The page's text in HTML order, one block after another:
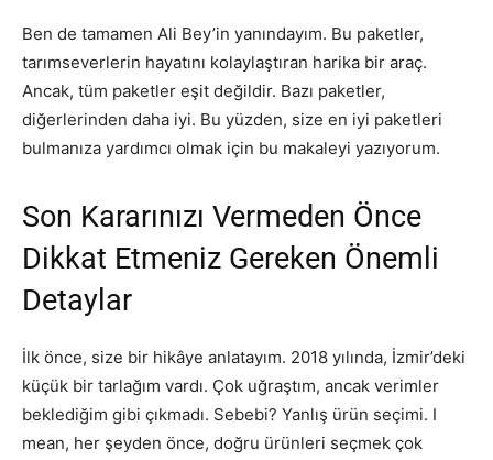
Ben de tamamen Ali Bey’in yanındayım. Bu paketler,
tarımseverlerin hayatını kolaylaştıran harika bir araç.
Ancak, tüm paketler eşit değildir. Bazı paketler,
diğerlerinden daha iyi. Bu yüzden, size en iyi paketleri
bulmanıza yardımcı olmak için bu makaleyi yazıyorum.
Son Kararınızı Vermeden Önce
Dikkat Etmeniz Gereken Önemli
Detaylar
İlk önce, size bir hikâye anlatayım. 2018 yılında, İzmir’deki
küçük bir tarlağım vardı. Çok uğraştım, ancak verimler
beklediğim gibi çıkmadı. Sebebi? Yanlış ürün seçimi. I
mean, her şeyden önce, doğru ürünleri seçmek çok